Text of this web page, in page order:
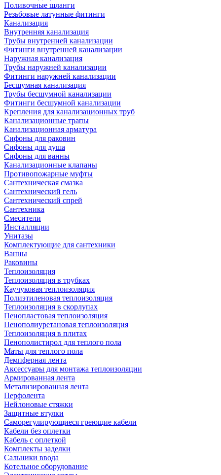
Поливочные шланги
Резьбовые латунные фитинги
Канализация
Внутренняя канализация
Трубы внутренней канализации
Фитинги внутренней канализации
Наружная канализация
Трубы наружней канализации
Фитинги наружней канализации
Бесшумная канализация
Трубы бесшумной канализации
Фитинги бесшумной канализации
Крепления для канализационных труб
Канализационные трапы
Канализационная арматура
Сифоны для раковин
Сифоны для душа
Сифоны для ванны
Канализационные клапаны
Противопожарные муфты
Сантехническая смазка
Сантехнический гель
Сантехнический спрей
Сантехника
Смесители
Инсталляции
Унитазы
Комплектующие для сантехники
Ванны
Раковины
Теплоизоляция
Теплоизоляция в трубках
Каучуковая теплоизоляция
Полиэтиленовая теплоизоляция
Теплоизоляция в скорлупах
Пенопластовая теплоизоляция
Пенополиуретановая теплоизоляция
Теплоизоляция в плитах
Пенополистирол для теплого пола
Маты для теплого пола
Демпферная лента
Аксессуары для монтажа теплоизоляции
Армированная лента
Метализированная лента
Перфолента
Нейлоновые стяжки
Защитные втулки
Саморегулирующиеся греющие кабели
Кабели без оплетки
Кабель с оплеткой
Комплекты заделки
Сальники ввода
Котельное оборудование